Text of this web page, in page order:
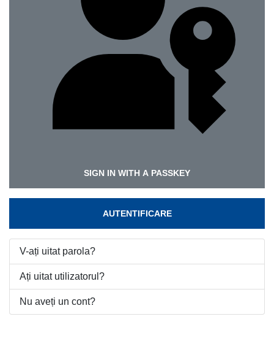
SIGN IN WITH A PASSKEY
AUTENTIFICARE
V-ați uitat parola?
Ați uitat utilizatorul?
Nu aveți un cont?